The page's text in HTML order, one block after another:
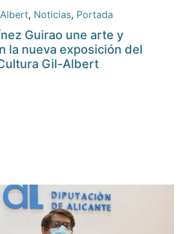
, Noticias, Portada
Guirao une arte y
la nueva exposición del
Gil-Albert